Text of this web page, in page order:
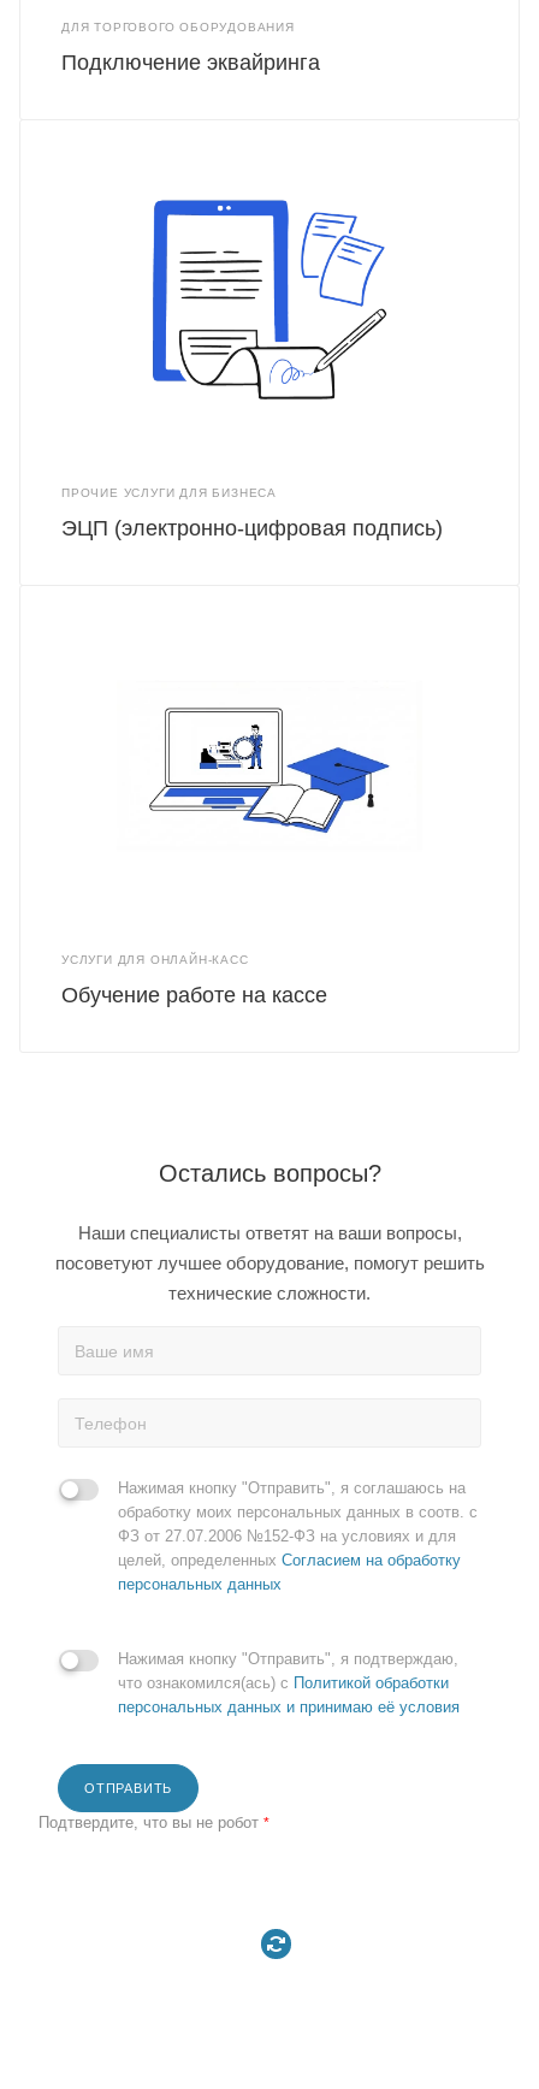
ДЛЯ ТОРГОВОГО ОБОРУДОВАНИЯ
Подключение эквайринга
ПРОЧИЕ УСЛУГИ ДЛЯ БИЗНЕСА
ЭЦП (электронно-цифровая подпись)
УСЛУГИ ДЛЯ ОНЛАЙН-КАСС
Обучение работе на кассе
Остались вопросы?
Наши специалисты ответят на ваши вопросы,
посоветуют лучшее оборудование, помогут решить
технические сложности.
Нажимая кнопку "Отправить", я соглашаюсь на
обработку моих персональных данных в соотв. с
ФЗ от 27.07.2006 №152-ФЗ на условиях и для
целей, определенных Согласием на обработку
персональных данных
Нажимая кнопку "Отправить", я подтверждаю,
что ознакомился(ась) с Политикой обработки
персональных данных и принимаю её условия
ОТПРАВИТЬ
Подтвердите, что вы не робот *